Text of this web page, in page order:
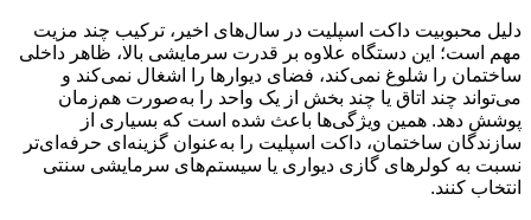
دلیل محبوبیت داکت اسپلیت در سال‌های اخیر، ترکیب چند مزیت
مهم است؛ این دستگاه علاوه بر قدرت سرمایشی بالا، ظاهر داخلی
ساختمان را شلوغ نمی‌کند، فضای دیوارها را اشغال نمی‌کند و
می‌تواند چند اتاق یا چند بخش از یک واحد را به‌صورت هم‌زمان
پوشش دهد. همین ویژگی‌ها باعث شده است که بسیاری از
سازندگان ساختمان، داکت اسپلیت را به‌عنوان گزینه‌ای حرفه‌ای‌تر
نسبت به کولرهای گازی دیواری یا سیستم‌های سرمایشی سنتی
انتخاب کنند.